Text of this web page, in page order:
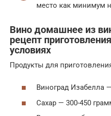
место как минимум
Вино домашнее из
рецепт
условиях
Продукты для
Виноград Изабелла
Сахар — 300-450